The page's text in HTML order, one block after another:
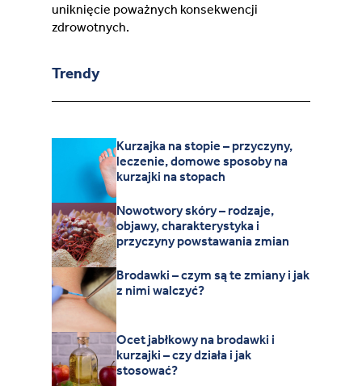
uniknięcie poważnych konsekwencji
zdrowotnych.
Trendy
Kurzajka na stopie – przyczyny,
leczenie, domowe sposoby na
kurzajki na stopach
Nowotwory skóry – rodzaje,
objawy, charakterystyka i
przyczyny powstawania zmian
Brodawki – czym są te zmiany i jak
z nimi walczyć?
Ocet jabłkowy na brodawki i
kurzajki – czy działa i jak
stosować?